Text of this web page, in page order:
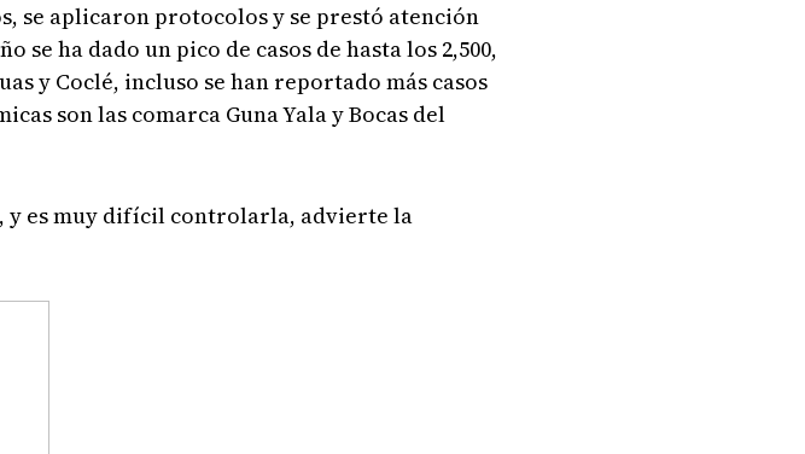
se aplicaron protocolos y se prestó atención
se ha dado un pico de casos de hasta los 2,500,
y Coclé, incluso se han reportado más casos
son las comarca Guna Yala y Bocas del
y es muy difícil controlarla, advierte la